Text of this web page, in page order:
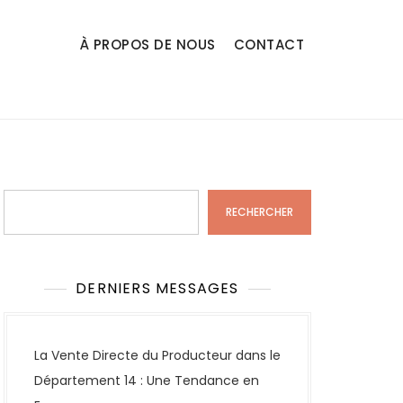
À PROPOS DE NOUS CONTACT
RECHERCHER
DERNIERS MESSAGES
La Vente Directe du Producteur dans le
Département 14 : Une Tendance en